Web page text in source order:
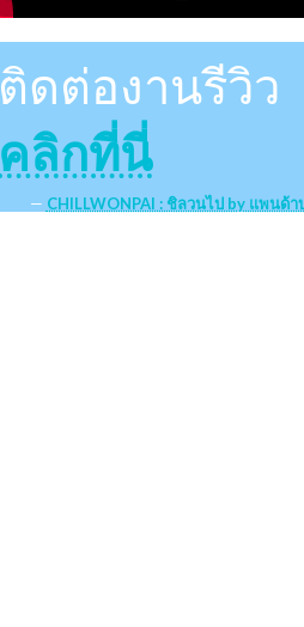
ติดต่องานรีวิว
คลิกที่นี่
CHILLWONPAI : ชิลวนไป by แพนด้า